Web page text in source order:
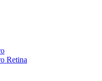
Retina